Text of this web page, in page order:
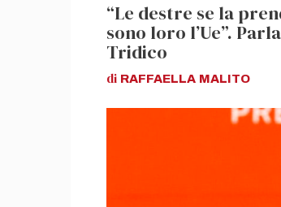
“Le destre se la
sono loro l’Ue”.
Tridico
di RAFFAELLA MALITO